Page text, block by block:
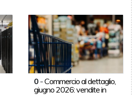
0 -Commercio al dettaglio,
giugno 2026: vendite in